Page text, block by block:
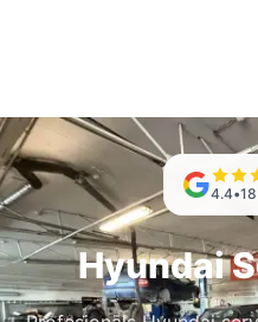
4.4•
Hyundai